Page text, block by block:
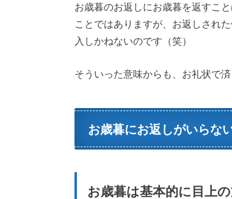
お歳暮のお返しにお歳暮を返すこ
ことではありますが、お返しされ
入しかねないのです（笑）
そういった意味からも、お礼状で
お歳暮にお返しがいらな
お歳暮は基本的に目上